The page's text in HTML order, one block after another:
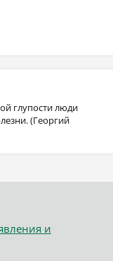
глупости люди
(Георгий
и